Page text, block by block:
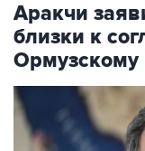
Аракчи
близки к
Ормузскому